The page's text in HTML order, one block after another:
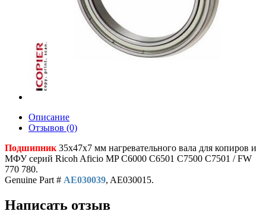
Описание
Отзывов (0)
Подшипник 35х47х7 мм нагревательного вала для копиров и
МФУ серий Ricoh Aficio MP C6000 C6501 С7500 С7501 / FW
770 780.
Genuine Part # AE030039, AE030015.
Написать отзыв